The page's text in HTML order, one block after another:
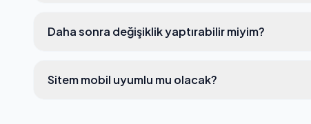
Daha sonra değişiklik yaptırabilir miyim?
Sitem mobil uyumlu mu olacak?